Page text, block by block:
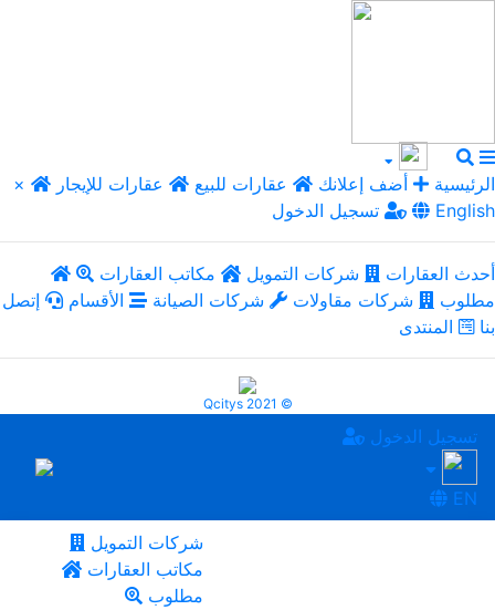
× الرئيسية أضف إعلانك عقارات للبيع
عقارات للإيجار
تسجيل الدخول
English
أحدث العقارات شركات التمويل
مكاتب العقارات
مطلوب
شركات مقاولات شركات الصيانة الأقسام
إتصل
بنا
المنتدى
Qcitys 2021 ©
تسجيل الدخول
EN
شركات التمويل
مكاتب العقارات
مطلوب